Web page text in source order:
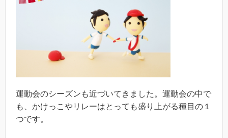
運動会のシーズンも近づいてきました。運動会の中で
も、かけっこやリレーはとっても盛り上がる種目の１
つです。